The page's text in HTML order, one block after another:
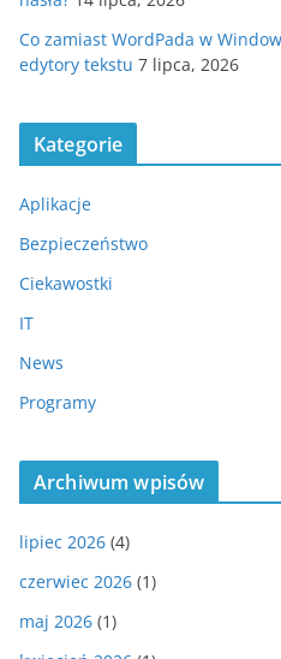
Co zamiast WordPada w
edytory tekstu 7 lipca, 2026
Kategorie
Aplikacje
Bezpieczeństwo
Ciekawostki
IT
News
Programy
Archiwum wpisów
lipiec 2026 (4)
czerwiec 2026 (1)
maj 2026 (1)